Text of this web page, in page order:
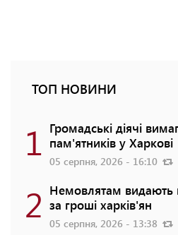
ТОП НОВИНИ
1 Громадські діячі
пам'ятників у Харкові
05 серпня, 2026 - 16:10
2 Немовлятам видають
за гроші харків'ян
05 серпня, 2026 - 13:38